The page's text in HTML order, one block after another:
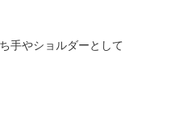
手やショルダーとして